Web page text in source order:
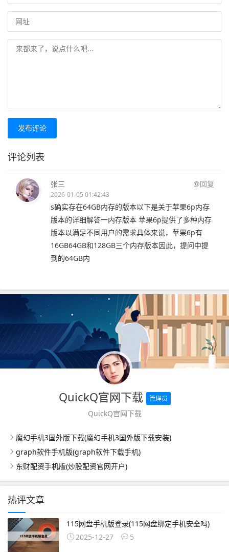
发布评论
评论列表
张三 @回复
2026-01-05 01:42:43
s确实存在64GB内存的版本以下是关于苹果6p内存
版本的详细解答一内存版本 苹果6p提供了多种内存
版本以满足不同用户的需求具体来说，苹果6p有
16GB64GB和128GB三个内存版本因此，提问中提
到的64GB内
QuickQ官网下载 管理员
QuickQ官网下载
魔幻手机3国外版下载(魔幻手机3国外版下载安装)
graph软件手机版(graph软件下载手机)
东财配资手机版(炒股配资官网开户)
热评文章
115网盘手机版登录(115网盘绑定手机安全吗)
2025-12-27
5